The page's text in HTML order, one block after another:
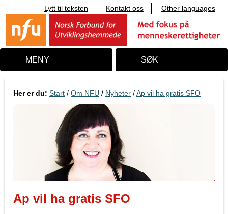
i
n
o
Lytt til teksten Kontakt oss Other languages
MENY SØK
Her er du: Start / Om NFU / Nyheter /Ap vil ha gratis SFO
Ap vil ha gratis SFO